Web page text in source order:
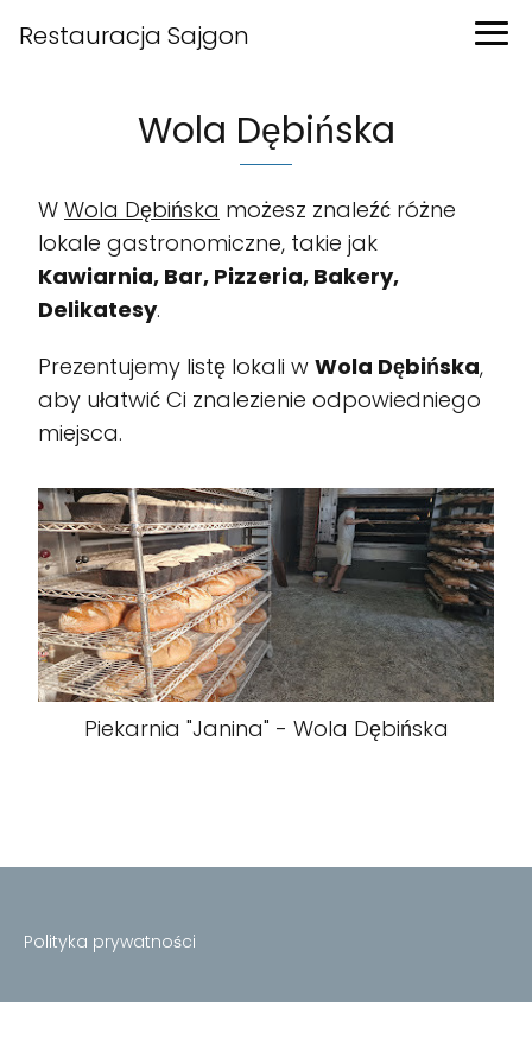
Restauracja Sajgon
Wola Dębińska
W Wola Dębińska możesz znaleźć różne
lokale gastronomiczne, takie jak
Kawiarnia, Bar, Pizzeria, Bakery,
Delikatesy.
Prezentujemy listę lokali w Wola Dębińska,
aby ułatwić Ci znalezienie odpowiedniego
miejsca.
Piekarnia "Janina" - Wola Dębińska
Polityka prywatności